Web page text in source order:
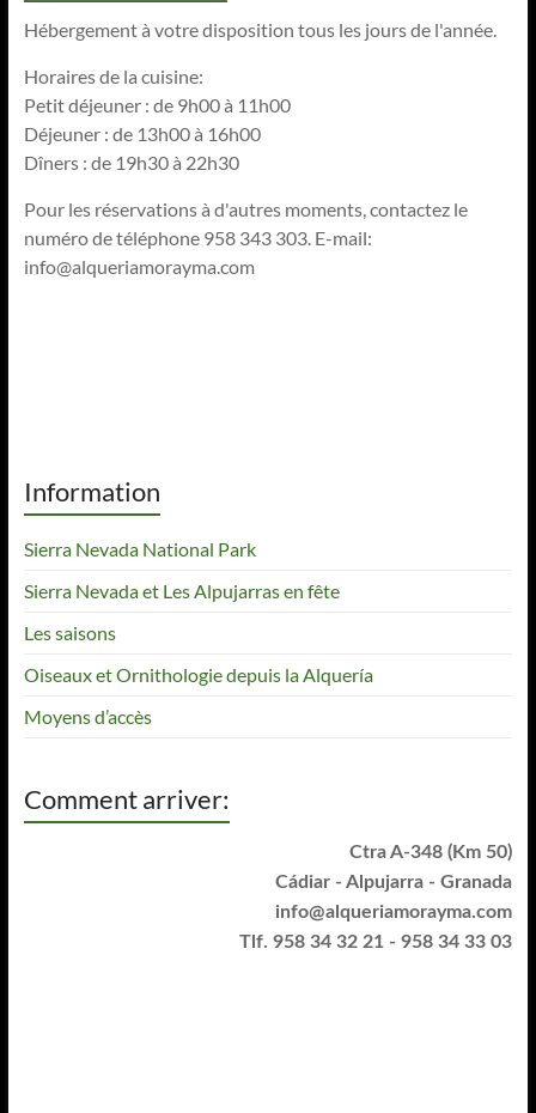
Hébergement à votre disposition tous les jours de l'année.
Horaires de la cuisine:
Petit déjeuner : de 9h00 à 11h00
Déjeuner : de 13h00 à 16h00
Dîners : de 19h30 à 22h30
Pour les réservations à d'autres moments, contactez le
numéro de téléphone 958 343 303. E-mail:
info@alqueriamorayma.com
Information
Sierra Nevada National Park
Sierra Nevada et Les Alpujarras en fête
Les saisons
Oiseaux et Ornithologie depuis la Alquería
Moyens d’accès
Comment arriver:
Ctra A-348 (Km 50)
Cádiar - Alpujarra - Granada
info@alqueriamorayma.com
Tlf. 958 34 32 21 - 958 34 33 03